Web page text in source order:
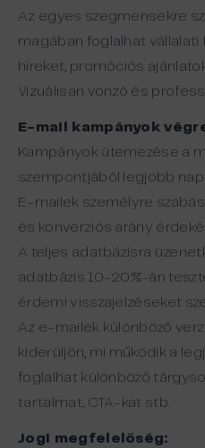
Az egyes szegmensekre
magában foglalhat
híreket, promóciós
Vizuálisan vonzó és
E-mail kampányok
Kampányok ütemezése a
szempontjából legjobb
E-mailek személyre
és konverziós arány
A teljes adatbázisra
adatbázis 10-20%-án
érdemi visszajelzéseket
Az e-mailek különböző
kiderüljön, mi működik a
foglalhat különböző
tartalmat, CTA-kat stb.
Jogi megfelelőség: